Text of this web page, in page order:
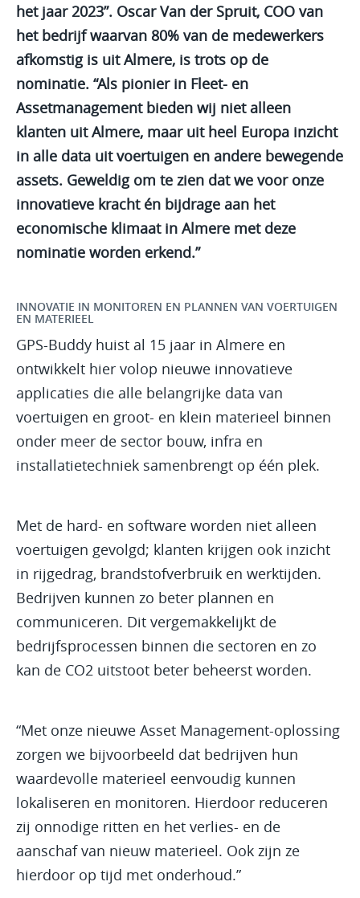
het jaar 2023”. Oscar Van der Spruit, COO van
het bedrijf waarvan 80% van de medewerkers
afkomstig is uit Almere, is trots op de
nominatie. “Als pionier in Fleet- en
Assetmanagement bieden wij niet alleen
klanten uit Almere, maar uit heel Europa inzicht
in alle data uit voertuigen en andere bewegende
assets. Geweldig om te zien dat we voor onze
innovatieve kracht én bijdrage aan het
economische klimaat in Almere met deze
nominatie worden erkend.”
INNOVATIE IN MONITOREN EN PLANNEN VAN VOERTUIGEN
EN MATERIEEL
GPS-Buddy huist al 15 jaar in Almere en
ontwikkelt hier volop nieuwe innovatieve
applicaties die alle belangrijke data van
voertuigen en groot- en klein materieel binnen
onder meer de sector bouw, infra en
installatietechniek samenbrengt op één plek.
Met de hard- en software worden niet alleen
voertuigen gevolgd; klanten krijgen ook inzicht
in rijgedrag, brandstofverbruik en werktijden.
Bedrijven kunnen zo beter plannen en
communiceren. Dit vergemakkelijkt de
bedrijfsprocessen binnen die sectoren en zo
kan de CO2 uitstoot beter beheerst worden.
“Met onze nieuwe Asset Management-oplossing
zorgen we bijvoorbeeld dat bedrijven hun
waardevolle materieel eenvoudig kunnen
lokaliseren en monitoren. Hierdoor reduceren
zij onnodige ritten en het verlies- en de
aanschaf van nieuw materieel. Ook zijn ze
hierdoor op tijd met onderhoud.”